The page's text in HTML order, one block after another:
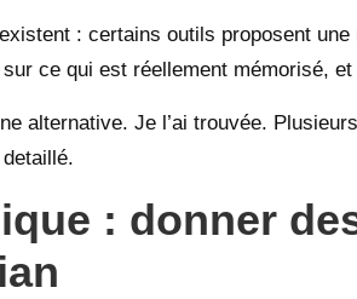
: certains outils proposent
ce qui est réellement mémorisé,
alternative. Je l’ai trouvée.
: donner